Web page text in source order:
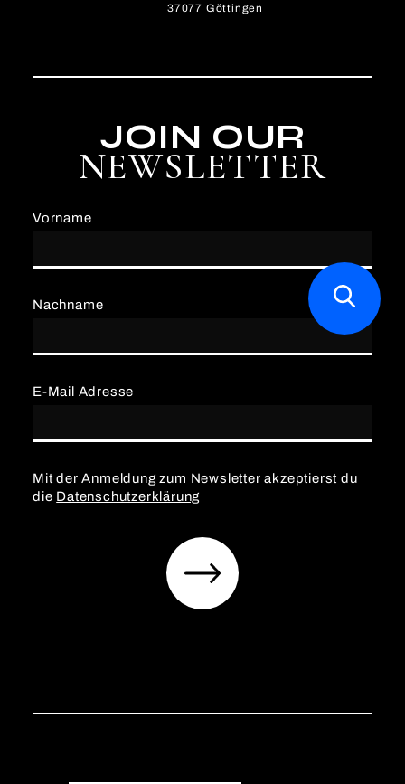
37077 Göttingen
JOIN OUR
NEWSLETTER
Vorname
E-Mail Adresse
Nachname
Mit der Anmeldung zum Newsletter akzeptierst du
die Datenschutzerklärung